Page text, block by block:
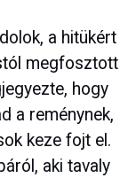
a hitükért
megfosztott
hogy
a reménynek,
keze fojt el.
aki tavaly